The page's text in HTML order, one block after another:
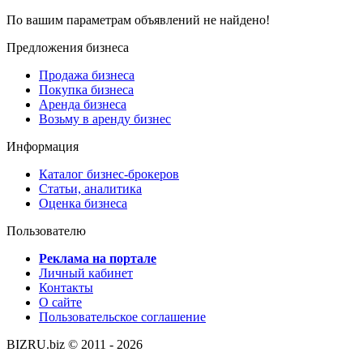
По вашим параметрам объявлений не найдено!
Предложения бизнеса
Продажа бизнеса
Покупка бизнеса
Аренда бизнеса
Возьму в аренду бизнес
Информация
Каталог бизнес-брокеров
Статьи, аналитика
Оценка бизнеса
Пользователю
Реклама на портале
Личный кабинет
Контакты
О сайте
Пользовательское соглашение
BIZRU.biz © 2011 - 2026